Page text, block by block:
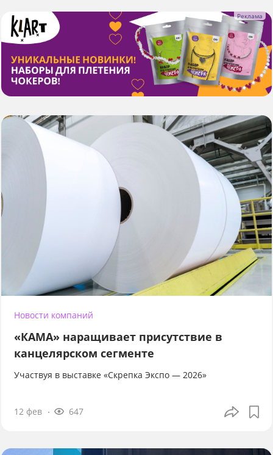
Новости компаний
«КАМА» наращивает присутствие в
канцелярском сегменте
Участвуя в выставке «Скрепка Экспо — 2026»
12 фев 647